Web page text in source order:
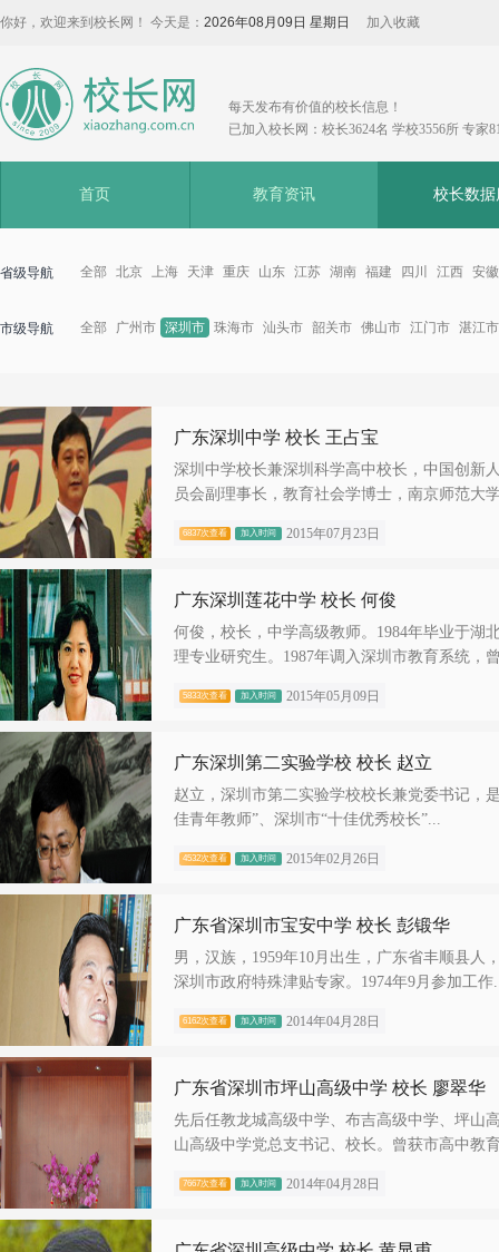
你好，欢迎来到校长网！ 今天是： 2026年08月09日 星期日 加入收藏
每天发布有价值的校长信息！
已加入校长网：校长3624名 学校3556所 专家
首页 教育资讯 校长数据
省级导航 全部 北京 上海 天津 重庆 山东 江苏 湖南 福建 四川 江西 安徽
市级导航 全部 广州市 深圳市 珠海市 汕头市 韶关市 佛山市 江门市 湛江市
广东深圳中学 校长 王占宝
深圳中学校长兼深圳科学高中校长，中国创新
员会副理事长，教育社会学博士，南京师范大
6837次查看 加入时间 2015年07月23日
广东深圳莲花中学 校长 何俊
何俊，校长，中学高级教师。1984年毕业于湖
理专业研究生。1987年调入深圳市教育系统，
5833次查看 加入时间 2015年05月09日
广东深圳第二实验学校 校长 赵立
赵立，深圳市第二实验学校校长兼党委书记，
佳青年教师”、深圳市“十佳优秀校长”...
4532次查看 加入时间 2015年02月26日
广东省深圳市宝安中学 校长 彭锻华
男，汉族，1959年10月出生，广东省丰顺县
深圳市政府特殊津贴专家。1974年9月参加工作
6162次查看 加入时间 2014年04月28日
广东省深圳市坪山高级中学 校长 廖翠华
先后任教龙城高级中学、布吉高级中学、坪山
山高级中学党总支书记、校长。曾获市高中教
7667次查看 加入时间 2014年04月28日